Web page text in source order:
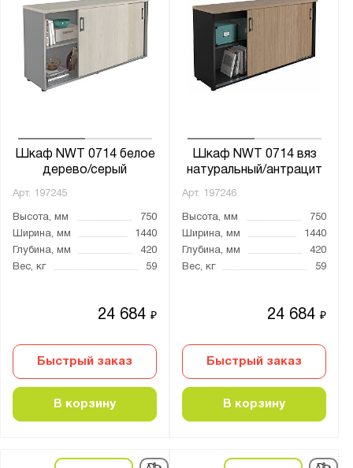
Шкаф NWT 0714 белое
дерево/серый
Арт. 197245
Высота, мм
750
Ширина, мм
1440
Глубина, мм
420
Вес, кг
59
24 684₽
Быстрый заказ
В корзину
Шкаф NWT 0714 вяз
натуральный/антрацит
Арт. 197246
Высота, мм
750
Ширина, мм
1440
Глубина, мм
420
Вес, кг
59
24 684₽
Быстрый заказ
В корзину